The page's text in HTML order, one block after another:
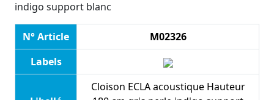
indigo support blanc
N° Article
M02326
Labels
Cloison ECLA acoustique Hauteur